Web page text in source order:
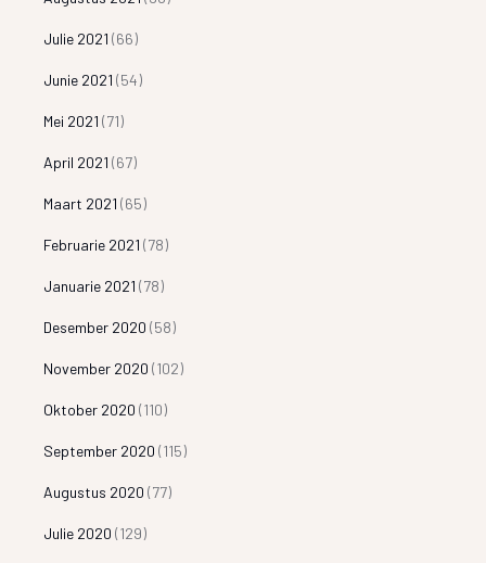
Julie 2021 (66)
Junie 2021 (54)
Mei 2021 (71)
April 2021 (67)
Maart 2021 (65)
Februarie 2021 (78)
Januarie 2021 (78)
Desember 2020 (58)
November 2020 (102)
Oktober 2020 (110)
September 2020 (115)
Augustus 2020 (77)
Julie 2020 (129)